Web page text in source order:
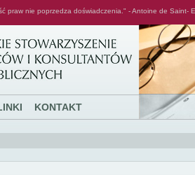
praw nie poprzedza doświadczenia." - Antoine de Saint-
KONTAKT